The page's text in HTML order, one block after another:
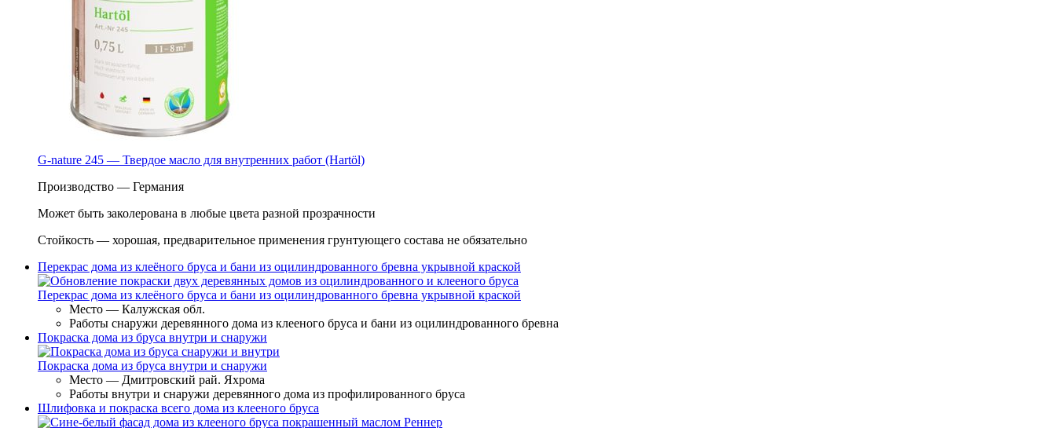
G-nature 245 — Твердое масло для внутренних работ (Hartöl)
Производство — Германия
Может быть заколерована в любые цвета разной прозрачности
Стойкость — хорошая, предварительное применения грунтующего состава не обязательно
Перекрас дома из клеёного бруса и бани из оцилиндрованного бревна укрывной краской
Перекрас дома из клеёного бруса и бани из оцилиндрованного бревна укрывной краской
Место — Калужская обл.
Работы снаружи деревянного дома из клееного бруса и бани из оцилиндрованного бревна
Покраска дома из бруса внутри и снаружи
Покраска дома из бруса внутри и снаружи
Место — Дмитровский рай. Яхрома
Работы внутри и снаружи деревянного дома из профилированного бруса
Шлифовка и покраска всего дома из клееного бруса